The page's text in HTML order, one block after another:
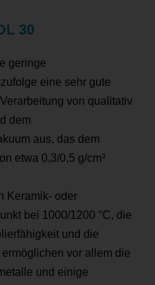
30
geringe
eine sehr gute
von qualitativ
dem
aus, das dem
etwa 0,3/0,5 g/cm³
Keramik- oder
bei 1000/1200 °C, die
und die
vor allem die
und einige